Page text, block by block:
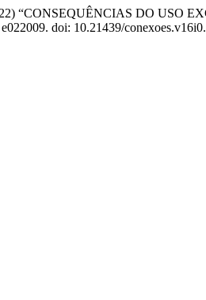
“CONSEQUÊNCIAS DO USO
doi: 10.21439/